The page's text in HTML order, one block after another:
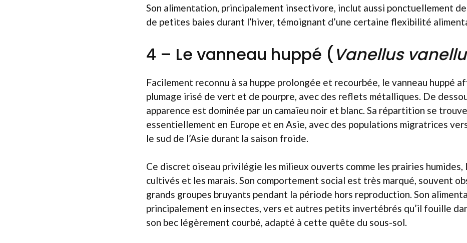
Son alimentation, principalement insectivore, inclut aussi ponctuellement
de petites baies durant l’hiver, témoignant d’une certaine flexibilité
4 – Le vanneau huppé (Vanellus
Facilement reconnu à sa huppe prolongée et recourbée, le vanneau huppé
plumage irisé de vert et de pourpre, avec des reflets métalliques. De
apparence est dominée par un camaïeu noir et blanc. Sa répartition se trouve
essentiellement en Europe et en Asie, avec des populations migratrices
le sud de l’Asie durant la saison froide.
Ce discret oiseau privilégie les milieux ouverts comme les prairies humides,
cultivés et les marais. Son comportement social est très marqué, souvent
grands groupes bruyants pendant la période hors reproduction. Son
principalement en insectes, vers et autres petits invertébrés qu’il fouille
son bec légèrement courbé, adapté à cette quête du sous-sol.